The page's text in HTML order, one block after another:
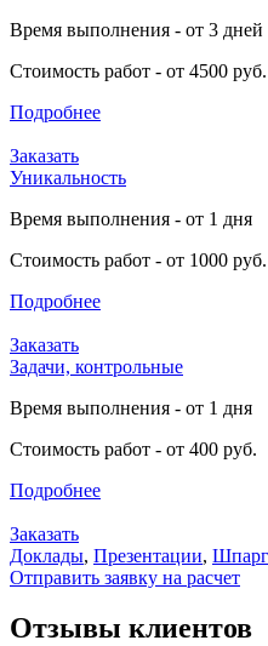
Время выполнения - от 3 дней
Стоимость работ - от 4500 руб.
Подробнее
Заказать
Уникальность
Время выполнения - от 1 дня
Стоимость работ - от 1000 руб.
Подробнее
Заказать
Задачи, контрольные
Время выполнения - от 1 дня
Стоимость работ - от 400 руб.
Подробнее
Заказать
Доклады, Презентации,
Отправить заявку на расчет
Отзывы клиентов